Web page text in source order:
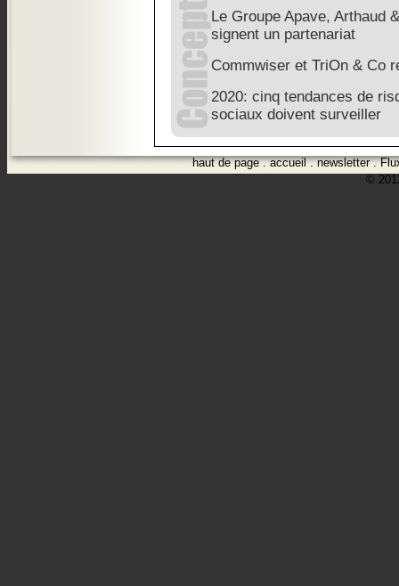
Le Groupe Apave, Arthaud
signent un partenariat
Commwiser et TriOn & Co
2020: cinq tendances de
sociaux doivent surveiller
haut de page.accueil.newsletter.
©